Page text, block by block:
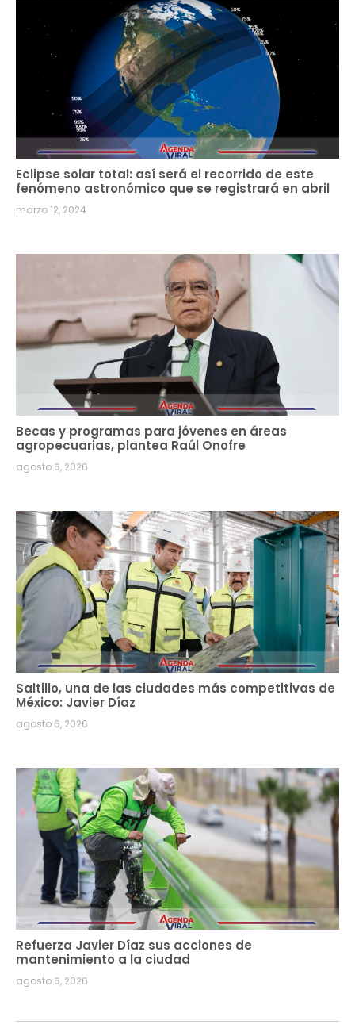
Eclipse solar total: así será el recorrido de este
fenómeno astronómico que se registrará en abril
marzo 12, 2024
Becas y programas para jóvenes en áreas
agropecuarias, plantea Raúl Onofre
agosto 6, 2026
Saltillo, una de las ciudades más competitivas de
México: Javier Díaz
agosto 6, 2026
Refuerza Javier Díaz sus acciones de
mantenimiento a la ciudad
agosto 6, 2026